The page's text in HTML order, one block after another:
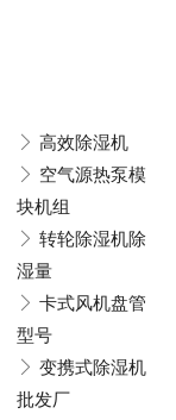
高效除湿机
空气源热泵模
块机组
转轮除湿机除
湿量
卡式风机盘管
型号
变携式除湿机
批发厂